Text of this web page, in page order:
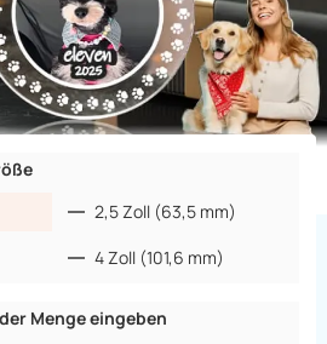
2,5 Zoll (63,5 mm)
4 Zoll (101,6 mm)
Menge eingeben